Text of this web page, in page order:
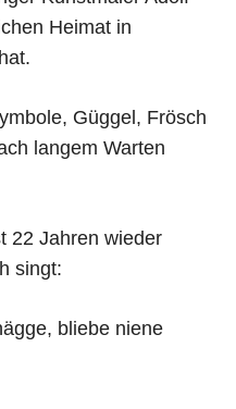
Heimat in
Güggel, Frösch
langem Warten
22 Jahren wieder
singt:
bliebe niene